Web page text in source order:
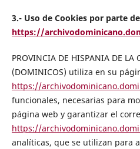
3.- Uso de Cookies por parte de
https://
PROVINCIA DE HISPANIA DE LA
(DOMINICOS) utiliza en su
https://
funcionales, necesarias para
página web y garantizar el
https://
analíticas, que se utilizan para